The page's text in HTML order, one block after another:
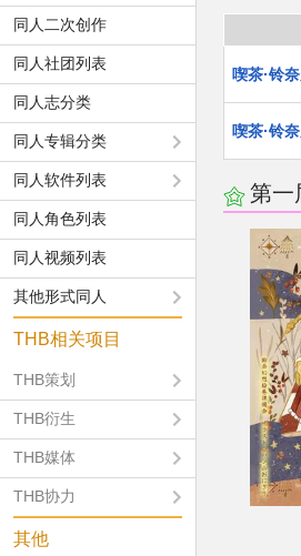
喫茶·铃
喫茶·铃
第一
同人二次创作
同人社团列表
同人志分类
同人专辑分类
同人软件列表
同人角色列表
同人视频列表
其他形式同人
THB相关项目
THB策划
THB衍生
THB媒体
THB协力
其他